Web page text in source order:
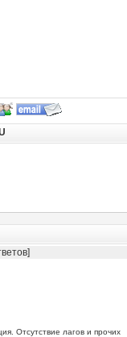
Отсутствие лагов и прочих